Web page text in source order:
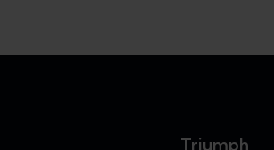
Triumph